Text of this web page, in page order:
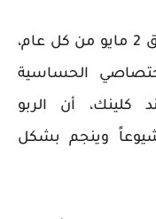
وفي اليوم العالمي للربو الذي يوافق 2 مايو من كل عام،
الحساسية
كلينك، أن الربو
وينجم بشكل